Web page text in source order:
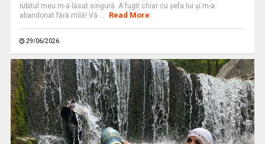
iubitul meu m-a lăsat singură. A fugit chiar cu şefa lui şi m-a
abandonat fără milă! Vă ...
Read More
29/06/2026